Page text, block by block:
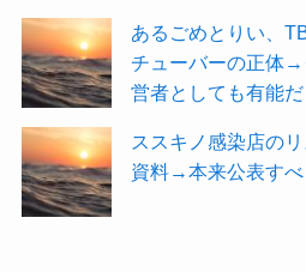
あるごめとりい、
チューバーの正体→
営者としても有能
ススキノ感染店の
資料→本来公表すべ